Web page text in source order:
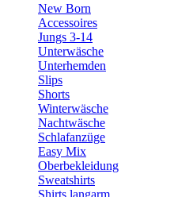
New Born
Accessoires
Jungs 3-14
Unterwäsche
Unterhemden
Slips
Shorts
Winterwäsche
Nachtwäsche
Schlafanzüge
Easy Mix
Oberbekleidung
Sweatshirts
Shirts langarm